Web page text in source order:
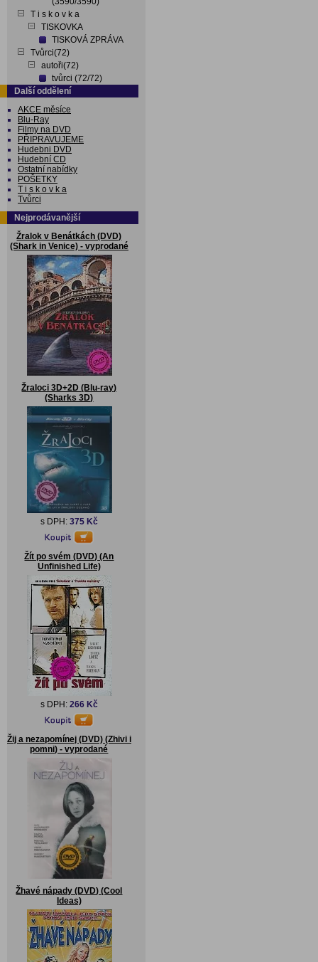
T i s k o v k a
TISKOVKA
TISKOVÁ ZPRÁVA
Tvůrci(72)
autoři(72)
tvůrci (72/72)
Další oddělení
AKCE měsíce
Blu-Ray
Filmy na DVD
PŘIPRAVUJEME
Hudebni DVD
Hudební CD
Ostatní nabídky
POŠETKY
T i s k o v k a
Tvůrci
Nejprodávanější
Žralok v Benátkách (DVD)
(Shark in Venice) - vyprodané
Žraloci 3D+2D (Blu-ray)
(Sharks 3D)
s DPH: 375 Kč
Žít po svém (DVD) (An
Unfinished Life)
s DPH: 266 Kč
Žij a nezapomínej (DVD) (Zhivi i
pomni) - vyprodané
Žhavé nápady (DVD) (Cool
Ideas)